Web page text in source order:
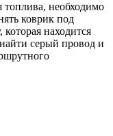
необходимо
коврик под
находится
серый провод и